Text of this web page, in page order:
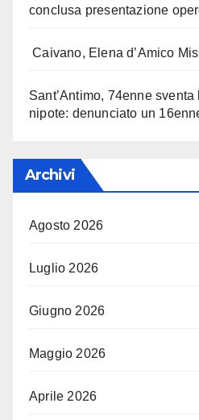
conclusa presentazione
Caivano, Elena d’Amico
Sant’Antimo, 74enne
nipote: denunciato un
Archivi
Agosto 2026
Luglio 2026
Giugno 2026
Maggio 2026
Aprile 2026